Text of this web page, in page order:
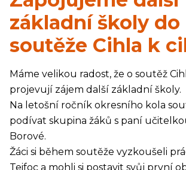
základní školy do
soutěže Cihla k
Máme velikou radost, že o soutěž
projevují zájem další základní školy.
Na letošní ročník okresního kola
podívat skupina žáků s paní
Borové.
Žáci si během soutěže vyzkoušeli
Teifoc a mohli si postavit svůj první